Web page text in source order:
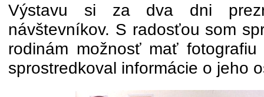
Výstavu si za dva dni
návštevníkov. S radosťou som
rodinám možnosť mať
sprostredkoval informácie o jeho